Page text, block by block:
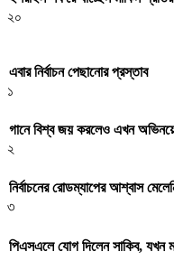
২০
এবার নির্বাচন পেছানোর প্রস্তাব
১
গানে বিশ্ব জয় করলেও এখন
২
নির্বাচনের রোডম্যাপের আশ্বাস
৩
পিএসএলে যোগ দিলেন সাকিব, যখন